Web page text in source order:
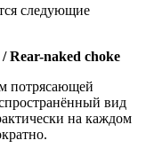
следующие
Rear-naked choke
потрясающей
вид
на каждом